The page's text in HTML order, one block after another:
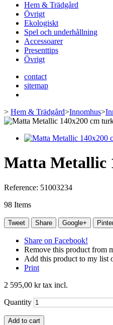
Hem & Trädgård
Övrigt
Ekologiskt
Spel och underhållning
Accessoarer
Presenttips
Övrigt
contact
sitemap
> Hem & Trädgård>Innomhus>
Matta Metallic
Reference: 51003234
98 Items
Tweet Share Google+
Share on Facebook!
Remove this product from
Add this product to my list
Print
2 595,00 krtax incl.
Quantity
Add to cart